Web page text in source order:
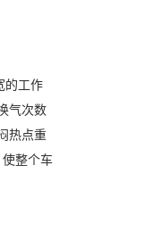
的工作
气次数
热点重
整个车